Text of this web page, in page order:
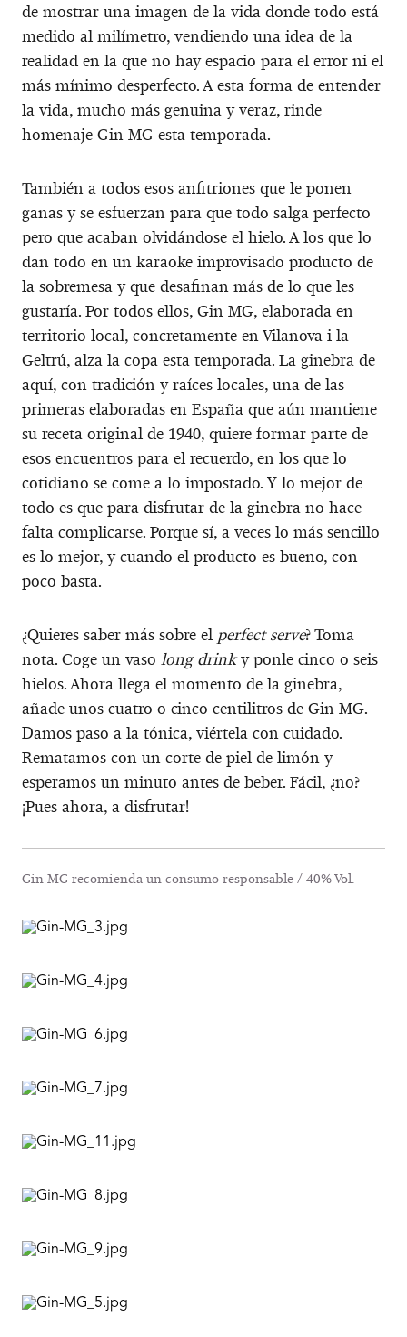
de mostrar una imagen de la vida donde todo está
medido al milímetro, vendiendo una idea de la
realidad en la que no hay espacio para el error ni el
más mínimo desperfecto. A esta forma de entender
la vida, mucho más genuina y veraz, rinde
homenaje Gin MG esta temporada.
También a todos esos anfitriones que le ponen
ganas y se esfuerzan para que todo salga perfecto
pero que acaban olvidándose el hielo. A los que lo
dan todo en un karaoke improvisado producto de
la sobremesa y que desafinan más de lo que les
gustaría. Por todos ellos, Gin MG, elaborada en
territorio local, concretamente en Vilanova i la
Geltrú, alza la copa esta temporada. La ginebra de
aquí, con tradición y raíces locales, una de las
primeras elaboradas en España que aún mantiene
su receta original de 1940, quiere formar parte de
esos encuentros para el recuerdo, en los que lo
cotidiano se come a lo impostado. Y lo mejor de
todo es que para disfrutar de la ginebra no hace
falta complicarse. Porque sí, a veces lo más sencillo
es lo mejor, y cuando el producto es bueno, con
poco basta.
¿Quieres saber más sobre el perfect serve? Toma
nota. Coge un vaso long drinky ponle cinco o seis
hielos. Ahora llega el momento de la ginebra,
añade unos cuatro o cinco centilitros de Gin MG.
Damos paso a la tónica, viértela con cuidado.
Rematamos con un corte de piel de limón y
esperamos un minuto antes de beber. Fácil, ¿no?
¡Pues ahora, a disfrutar!
Gin MG recomienda un consumo responsable / 40% Vol.